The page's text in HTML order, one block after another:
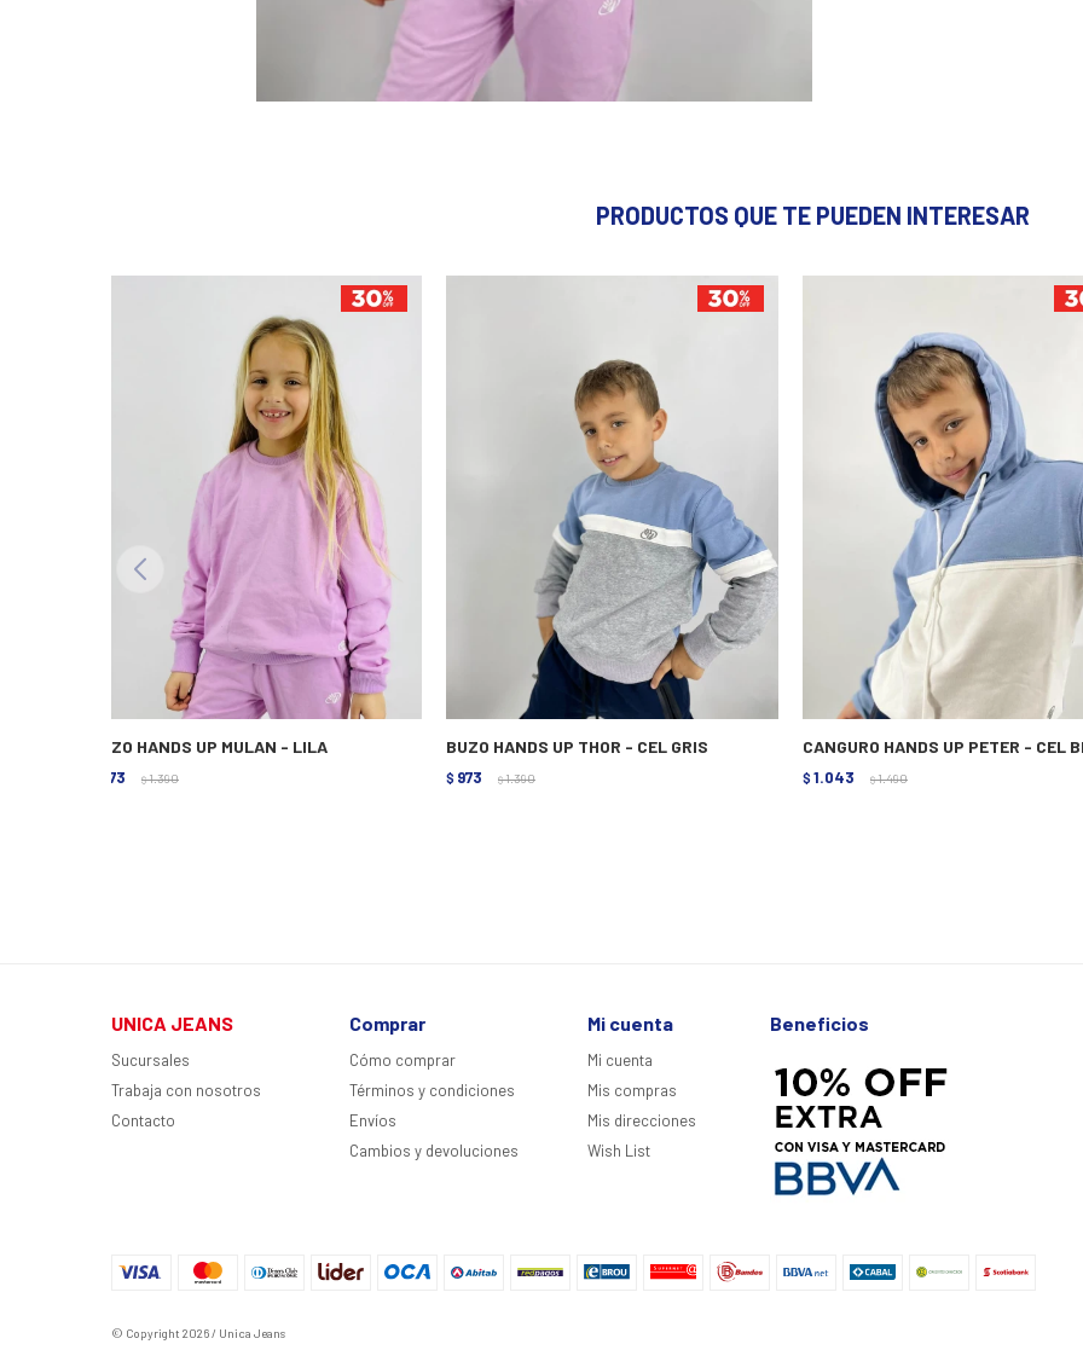
PRODUCTOS QUE TE PUEDEN INTERESAR
BUZO HANDS UP MULAN - LILA
973 $ 1.390
BUZO HANDS UP THOR - CEL GRIS
$ 973 $ 1.390
CANGURO HANDS UP PETER - CEL
$ 1.043 $ 1.490
UNICA JEANS
Sucursales
Trabaja con nosotros
Contacto
Comprar
Cómo comprar
Términos y condiciones
Envíos
Cambios y devoluciones
Mi cuenta
Mi cuenta
Mis compras
Mis direcciones
Wish List
Beneficios
© Copyright 2026 / Unica Jeans